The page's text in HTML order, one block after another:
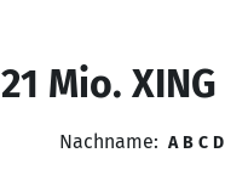
21 Mio.
Nachname: A B C D